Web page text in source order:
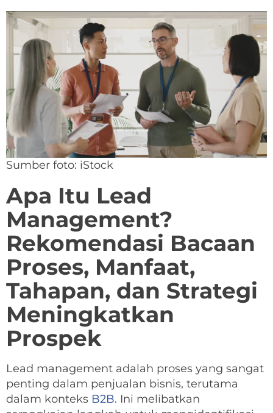
Sumber foto: iStock
Apa Itu Lead
Management?
Rekomendasi Bacaan
Proses, Manfaat,
Tahapan, dan Strategi
Meningkatkan
Prospek
Lead management adalah proses yang sangat
penting dalam penjualan bisnis, terutama
dalam konteks B2B. Ini melibatkan